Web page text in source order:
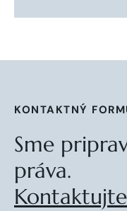
KONTAKTNÝ
Sme
práva.